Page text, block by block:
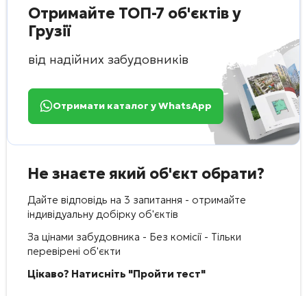
Отримайте ТОП-7 об'єктів у
Грузії
від надійних забудовників
Отримати каталог у WhatsApp
Не знаєте який об'єкт обрати?
Дайте відповідь на 3 запитання - отримайте
індивідуальну добірку об'єктів
За цінами забудовника - Без комісії - Тільки
перевірені об'єкти
Цікаво? Натисніть "Пройти тест"